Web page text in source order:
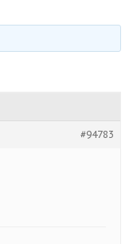
#94783